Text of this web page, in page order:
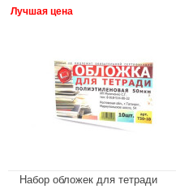
Лучшая цена
Набор обложек для тетради